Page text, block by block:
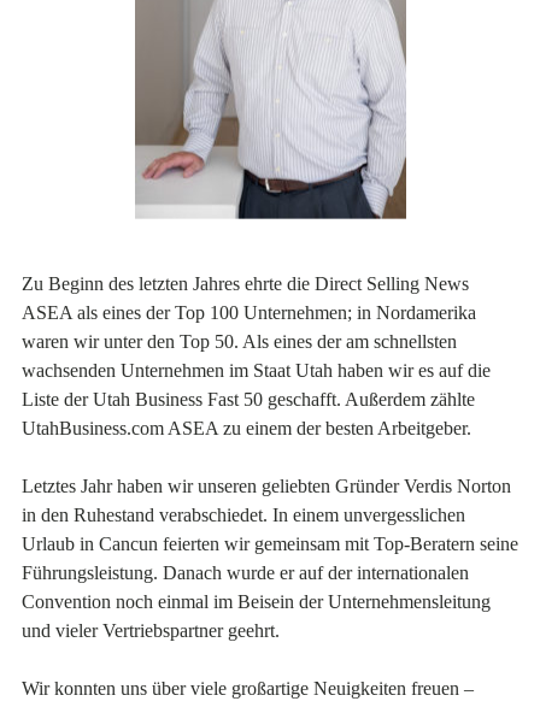
Zu Beginn des letzten Jahres ehrte die Direct Selling News
ASEA als eines der Top 100 Unternehmen; in Nordamerika
waren wir unter den Top 50. Als eines der am schnellsten
wachsenden Unternehmen im Staat Utah haben wir es auf die
Liste der Utah Business Fast 50 geschafft. Außerdem zählte
UtahBusiness.com ASEA zu einem der besten Arbeitgeber.
Letztes Jahr haben wir unseren geliebten Gründer Verdis Norton
in den Ruhestand verabschiedet. In einem unvergesslichen
Urlaub in Cancun feierten wir gemeinsam mit Top-Beratern seine
Führungsleistung. Danach wurde er auf der internationalen
Convention noch einmal im Beisein der Unternehmensleitung
und vieler Vertriebspartner geehrt.
Wir konnten uns über viele großartige Neuigkeiten freuen –